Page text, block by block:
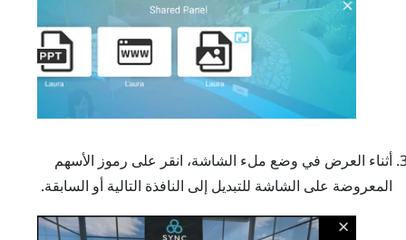
أثناء العرض في وضع ملء الشاشة، انقر على رموز الأسهم
المعروضة على الشاشة للتبديل إلى النافذة التالية أو السابقة.